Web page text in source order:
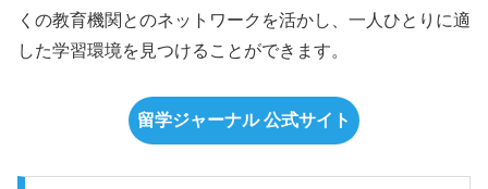
くの教育機関とのネットワークを活かし、一人ひとりに適
した学習環境を見つけることができます。
留学ジャーナル 公式サイト